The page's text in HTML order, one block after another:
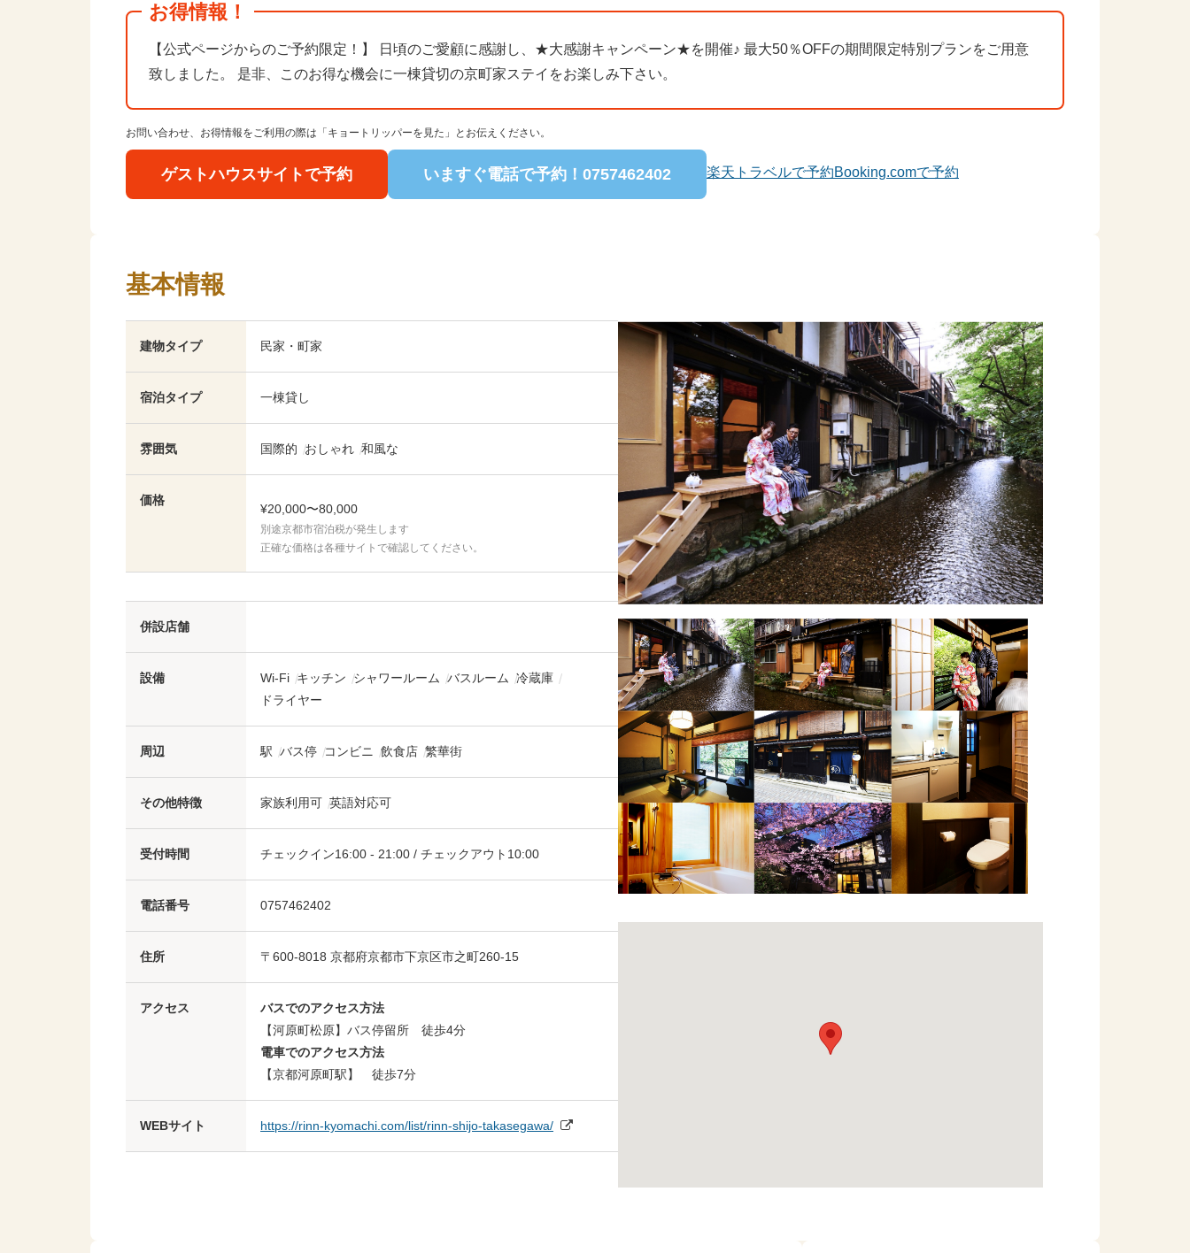
お得情報！
【公式ページからのご予約限定！】 日頃のご愛顧に感謝し、★大感謝キャンペーン★を開催♪ 最大50％OFFの期間限定特別プランをご用意
致しました。 是非、このお得な機会に一棟貸切の京町家ステイをお楽しみ下さい。
お問い合わせ、お得情報をご利用の際は「キョートリッパーを見た」とお伝えください。
ゲストハウスサイトで予約 いますぐ電話で予約！ 0757462402 楽天トラベルで予約Booking.comで予約
基本情報
建物タイプ 民家・町家
宿泊タイプ 一棟貸し
雰囲気 国際的 おしゃれ 和風な
価格
¥20,000〜80,000
別途京都市宿泊税が発生します
正確な価格は各種サイトで確認してください。
併設店舗
設備 Wi-Fi キッチン シャワールーム バスルーム
冷蔵庫
ドライヤー
周辺 駅 バス停 コンビニ 飲食店 繁華街
その他特徴 家族利用可 英語対応可
受付時間 チェックイン16:00 - 21:00 / チェックアウト10:00
電話番号 0757462402
住所 〒600-8018 京都府京都市下京区市之町260-15
アクセス
バスでのアクセス方法
【河原町松原】バス停留所 徒歩4分
電車でのアクセス方法
【京都河原町駅】 徒歩7分
WEBサイト https://rinn-kyomachi.com/list/rinn-shijo-takasegawa/